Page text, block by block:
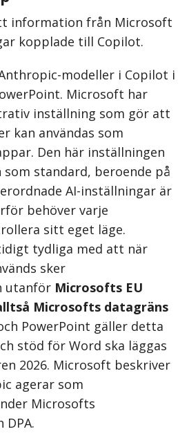
information från Microsoft
kopplade till Copilot.
modeller i Copilot i
Microsoft har
inställning som gör att
kan användas som
Den här inställningen
som standard, beroende på
AI-inställningar är
behöver varje
sitt eget läge.
tydliga med att när
sker
utanför Microsofts EU
Microsofts datagräns
PowerPoint gäller detta
stöd för Word ska läggas
2026. Microsoft beskriver
agerar som
Microsofts